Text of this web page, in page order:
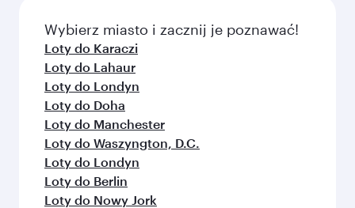
Wybierz miasto i zacznij je poznawać!
Loty do Karaczi
Loty do Lahaur
Loty do Londyn
Loty do Doha
Loty do Manchester
Loty do Waszyngton, D.C.
Loty do Londyn
Loty do Berlin
Loty do Nowy Jork